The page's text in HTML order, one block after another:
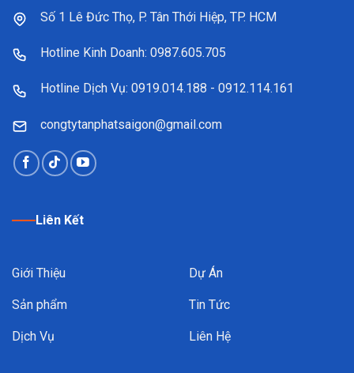
Số 1 Lê Đức Thọ, P. Tân Thới Hiệp, TP. HCM
Hotline Kinh Doanh: 0987.605.705
Hotline Dịch Vụ: 0919.014.188 - 0912.114.161
congtytanphatsaigon@gmail.com
Liên Kết
Giới Thiệu
Sản phẩm
Dịch Vụ
Dự Án
Tin Tức
Liên Hệ